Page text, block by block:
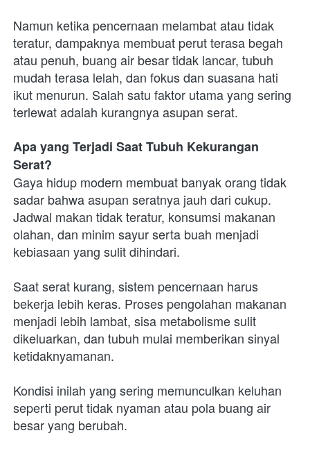
Namun ketika pencernaan melambat atau tidak
teratur, dampaknya membuat perut terasa begah
atau penuh, buang air besar tidak lancar, tubuh
mudah terasa lelah, dan fokus dan suasana hati
ikut menurun. Salah satu faktor utama yang sering
terlewat adalah kurangnya asupan serat.
Apa yang Terjadi Saat Tubuh Kekurangan
Serat?
Gaya hidup modern membuat banyak orang tidak
sadar bahwa asupan seratnya jauh dari cukup.
Jadwal makan tidak teratur, konsumsi makanan
olahan, dan minim sayur serta buah menjadi
kebiasaan yang sulit dihindari.
Saat serat kurang, sistem pencernaan harus
bekerja lebih keras. Proses pengolahan makanan
menjadi lebih lambat, sisa metabolisme sulit
dikeluarkan, dan tubuh mulai memberikan sinyal
ketidaknyamanan.
Kondisi inilah yang sering memunculkan keluhan
seperti perut tidak nyaman atau pola buang air
besar yang berubah.